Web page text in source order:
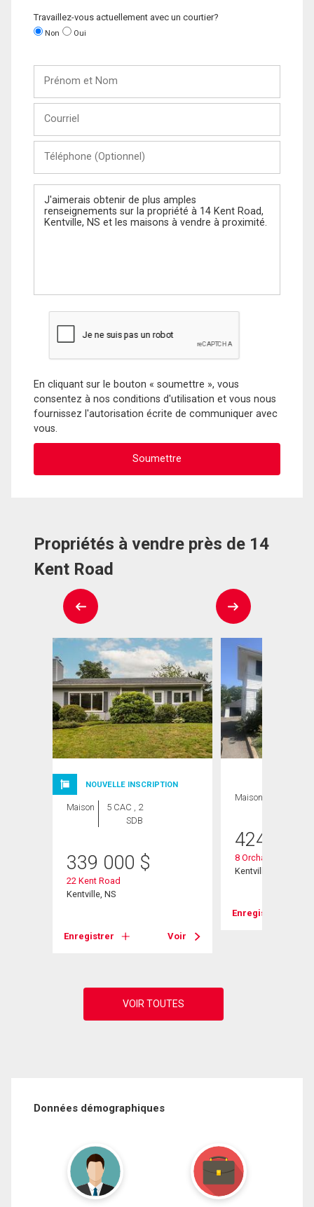
Travaillez-vous actuellement avec un courtier?
Non Oui
Nom
(Optionnel)
Message
En cliquant sur le bouton « soumettre », vous
consentez à nos conditions d'utilisation et vous nous
fournissez l'autorisation écrite de communiquer avec
vous.
Propriétés à vendre près de 14
Kent Road
NOUVELLE INSCRIPTION
Maison
5 CAC , 2
SDB
339 000 $
22 Kent Road
Kentville, NS
Enregistrer Voir
Maison
424 800
8 Orchard Road
Kentville, NS
Enregistrer
Données démographiques